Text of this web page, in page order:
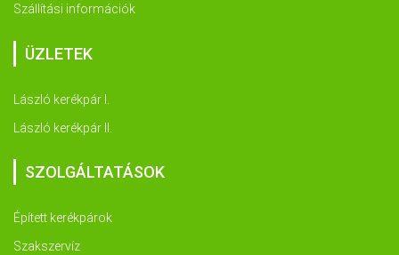
Szállítási információk
ÜZLETEK
László kerékpár I.
László kerékpár II.
SZOLGÁLTATÁSOK
Épített kerékpárok
Szakszervíz